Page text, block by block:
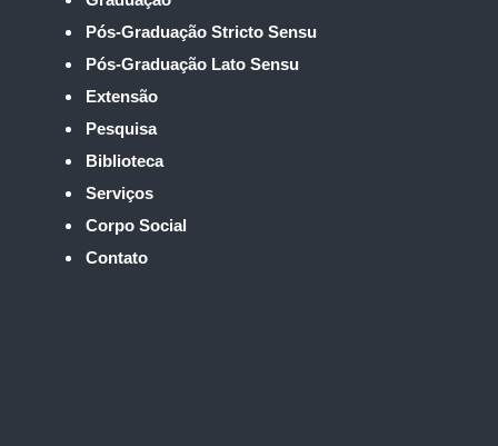
Pós-Graduação Stricto Sensu
Pós-Graduação Lato Sensu
Extensão
Pesquisa
Biblioteca
Serviços
Corpo Social
Contato